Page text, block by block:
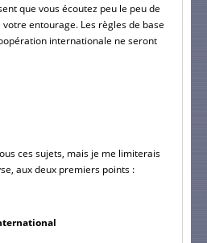
que vous écoutez peu le peu de
entourage. Les règles de base
internationale ne seront
ces sujets, mais je me limiterais
aux deux premiers points :